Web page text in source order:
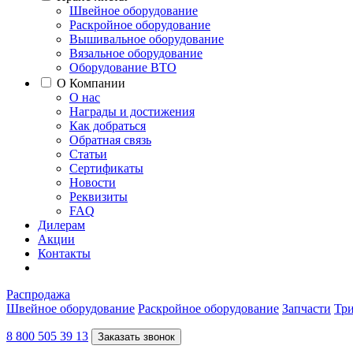
Швейное оборудование
Раскройное оборудование
Вышивальное оборудование
Вязальное оборудование
Оборудование ВТО
О Компании
О нас
Награды и достижения
Как добраться
Обратная связь
Статьи
Сертификаты
Новости
Реквизиты
FAQ
Дилерам
Акции
Контакты
Распродажа
Швейное оборудование Раскройное оборудование Запчасти
8 800 505 39 13 Заказать звонок